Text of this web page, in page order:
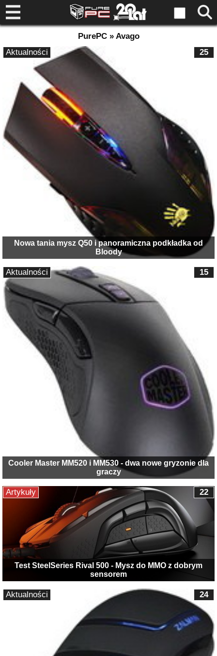
PurePC » Avago
Nowa tania mysz Q50 i panoramiczna podkładka od
Bloody
25
Aktualności
Cooler Master MM520 i MM530 - dwa nowe gryzonie dla
graczy
15
Aktualności
Test SteelSeries Rival 500 - Mysz do MMO z dobrym
sensorem
22
Artykuły
24
Aktualności